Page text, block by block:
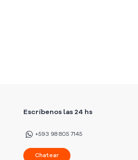
Escríbenos las 24 hs
+593 98 805 7145
Chatear